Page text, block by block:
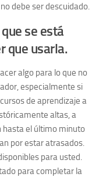
debe ser descuidado.
se está
que usarla.
algo para lo que no
especialmente si
de aprendizaje a
altas, a
hasta el último minuto
por estar atrasados.
para usted.
para completar la